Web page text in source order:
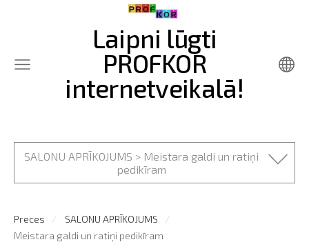
Laipni lūgti
PROFKOR
internetveikalā!
SALONU APRĪKOJUMS > Meistara galdi un ratiņi
pedikīram
Preces
SALONU APRĪKOJUMS
Meistara galdi un ratiņi pedikīram